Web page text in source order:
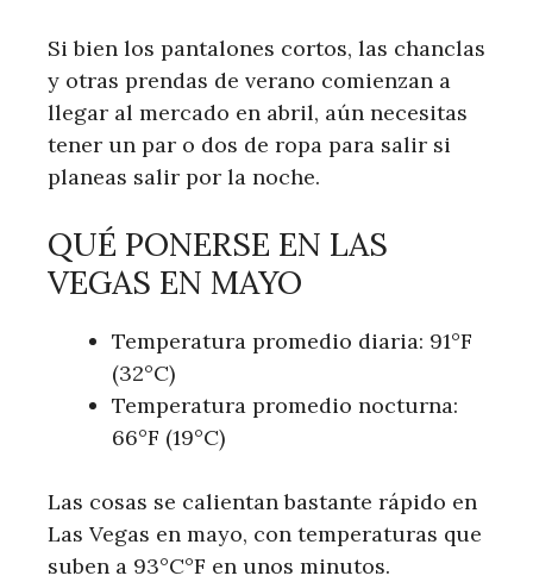
Si bien los pantalones cortos, las chanclas
y otras prendas de verano comienzan a
llegar al mercado en abril, aún necesitas
tener un par o dos de ropa para salir si
planeas salir por la noche.
QUÉ PONERSE EN LAS
VEGAS EN MAYO
Temperatura promedio diaria: 91°F
(32°C)
Temperatura promedio nocturna:
66°F (19°C)
Las cosas se calientan bastante rápido en
Las Vegas en mayo, con temperaturas que
suben a 93°C°F en unos minutos.